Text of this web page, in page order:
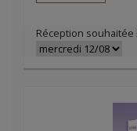
Réception souhaitée